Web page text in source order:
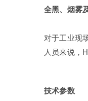
全黑、烟雾
对于工业现
人员来说，
技术参数